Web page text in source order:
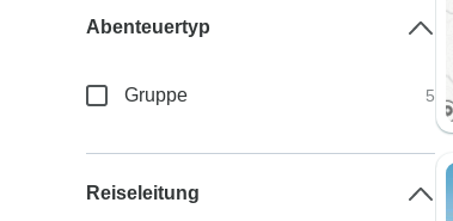
Abenteuertyp
Gruppe 5
Reiseleitung